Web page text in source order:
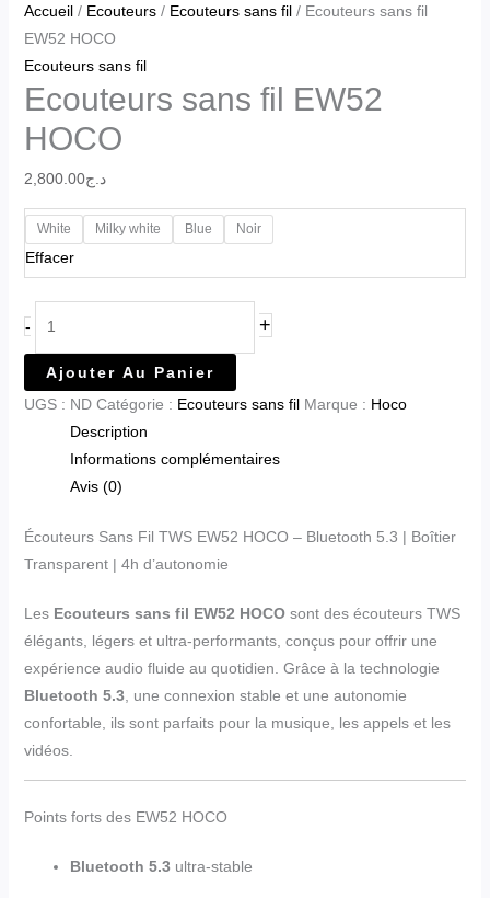
Accueil/ Ecouteurs/ Ecouteurs sans fil/ Ecouteurs sans fil
EW52 HOCO
Ecouteurs sans fil
Ecouteurs sans fil EW52
HOCO
د.ج2,800.00
White Milky white Blue Noir
Effacer
- +
Ajouter Au Panier
UGS : ND Catégorie : Ecouteurs sans fil Marque : Hoco
Description
Informations complémentaires
Avis (0)
Écouteurs Sans Fil TWS EW52 HOCO – Bluetooth 5.3 | Boîtier
Transparent | 4h d’autonomie
LesEcouteurs sans fil EW52 HOCOsont des écouteurs TWS
élégants, légers et ultra-performants, conçus pour offrir une
expérience audio fluide au quotidien. Grâce à la technologie
Bluetooth 5.3, une connexion stable et une autonomie
confortable, ils sont parfaits pour la musique, les appels et les
vidéos.
Points forts des EW52 HOCO
Bluetooth 5.3ultra-stable